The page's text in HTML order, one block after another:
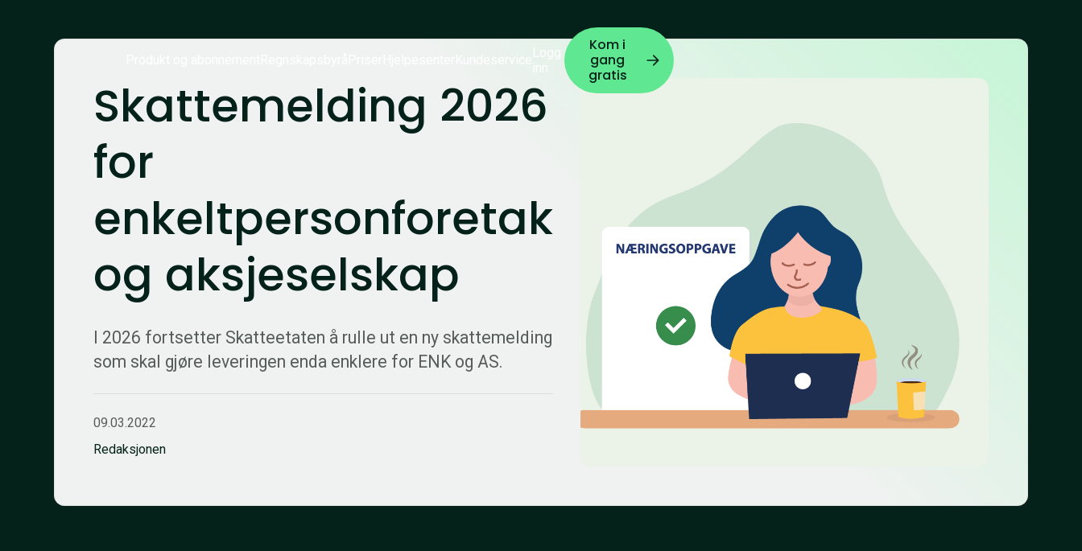
Logg
inn
Kom i
gang
gratis
Skattemelding 2026
for
enkeltpersonforetak
og aksjeselskap
I 2026 fortsetter Skatteetaten å rulle ut en ny skattemelding
som skal gjøre leveringen enda enklere for ENK og AS.
09.03.2022
Redaksjonen